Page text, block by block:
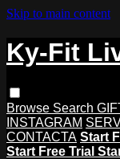
Skip to main content
Ky-Fit
Browse Search
INSTAGRAM
CONTACTA Start
Start Free Trial